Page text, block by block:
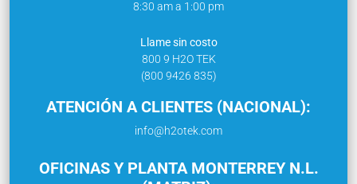
8:30 am a 1:00 pm
Llame sin costo
800 9 H2O TEK
(800 9426 835)
ATENCIÓN A CLIENTES (NACIONAL):
info@h2otek.com
OFICINAS Y PLANTA MONTERREY N.L.